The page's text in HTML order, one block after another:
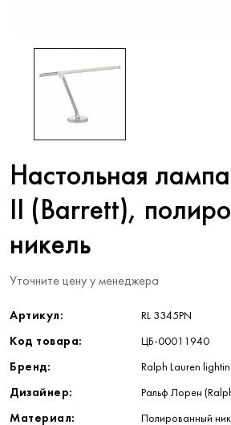
Настольная
II (Barrett),
никель
Уточните цену у менеджера
Артикул: RL 3345PN
Код товара: ЦБ-00011940
Бренд: Ralph Lauren
Дизайнер: Ральф Лорен
Материал: Полированный